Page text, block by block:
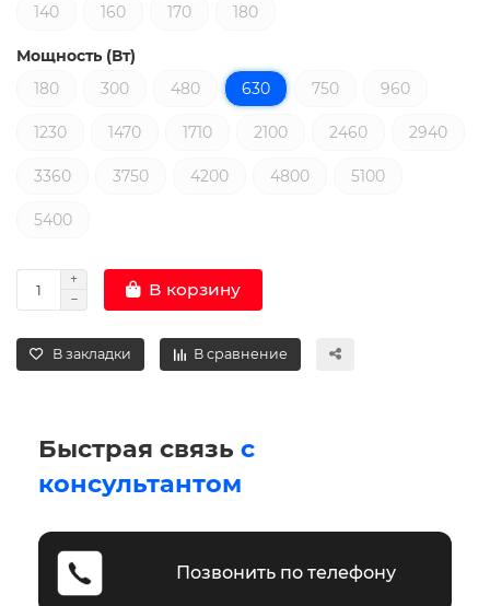
140 160 170 180
Мощность (Вт)
180
300 480 630 750 960
1230 1470 1710 2100 2460 2940
3360 3750 4200 4800 5100
5400
В корзину
В закладки В сравнение
Быстрая связь с
консультантом
Позвонить по телефону